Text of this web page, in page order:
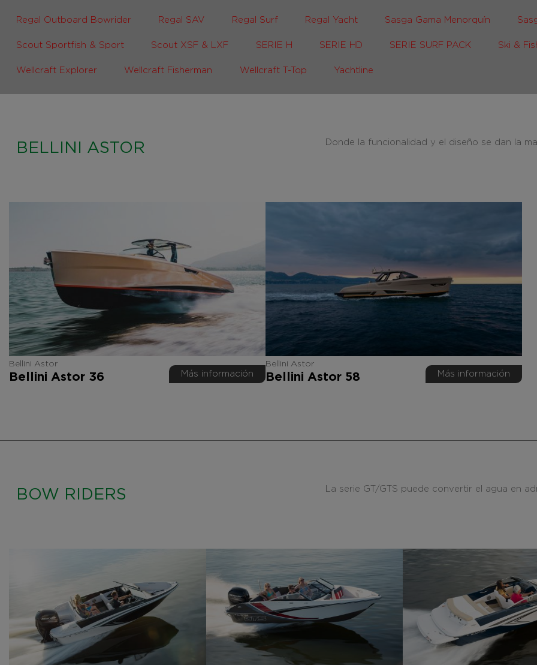
Regal Outboard Bowrider Regal SAV Regal Surf Regal Yacht Sasga Gama Menorquín
Scout Sportfish & Sport Scout XSF & LXF SERIE H SERIE HD SERIE SURF PACK Ski &
Wellcraft Explorer Wellcraft Fisherman Wellcraft T-Top Yachtline
BELLINI ASTOR Donde la funcionalidad y el diseño se dan la
Bellini Astor
Bellini Astor 36 Más información
Bellini Astor
Bellini Astor 58 Más información
BOW RIDERS La serie GT/GTS puede convertir el agua en